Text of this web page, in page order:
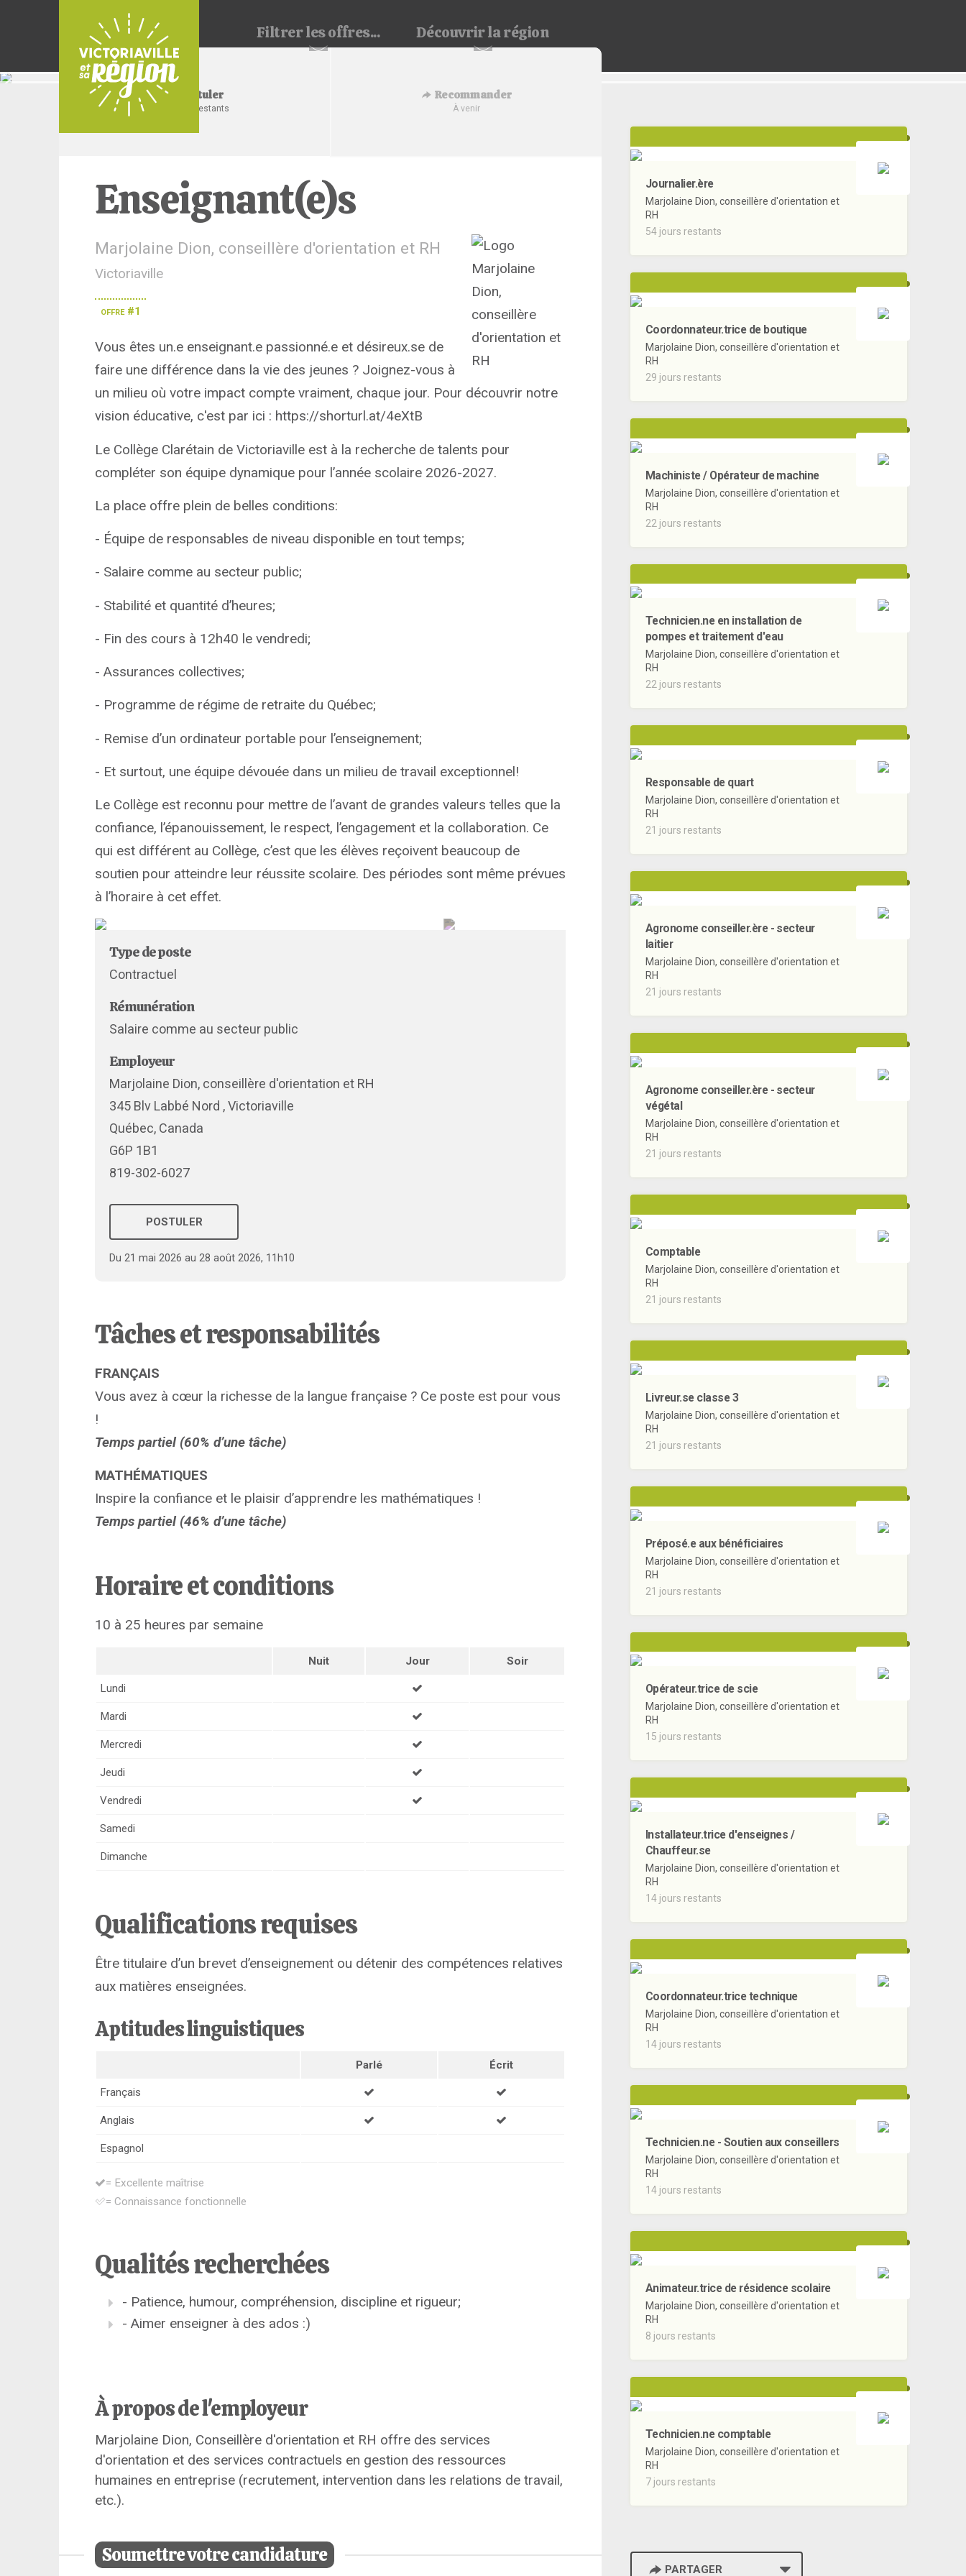
Filtrerles offres... Découvrirla région
Postuler
21 jours restants
Recommander
À venir
Enseignant(e)s
Marjolaine Dion, conseillère d'orientation et RH
Victoriaville
offre #1
Vous êtes un.e enseignant.e passionné.e et désireux.se de
faire une différence dans la vie des jeunes ? Joignez-vous à
un milieu où votre impact compte vraiment, chaque jour. Pour découvrir notre
vision éducative, c'est par ici : https://shorturl.at/4eXtB
Le Collège Clarétain de Victoriaville est à la recherche de talents pour
compléter son équipe dynamique pour l’année scolaire 2026-2027.
La place offre plein de belles conditions:
- Équipe de responsables de niveau disponible en tout temps;
- Salaire comme au secteur public;
- Stabilité et quantité d’heures;
- Fin des cours à 12h40 le vendredi;
- Assurances collectives;
- Programme de régime de retraite du Québec;
- Remise d’un ordinateur portable pour l’enseignement;
- Et surtout, une équipe dévouée dans un milieu de travail exceptionnel!
Le Collège est reconnu pour mettre de l’avant de grandes valeurs telles que la
confiance, l’épanouissement, le respect, l’engagement et la collaboration. Ce
qui est différent au Collège, c’est que les élèves reçoivent beaucoup de
soutien pour atteindre leur réussite scolaire. Des périodes sont même prévues
à l’horaire à cet effet.
Type de poste
Contractuel
Rémunération
Salaire comme au secteur public
Employeur
Marjolaine Dion, conseillère d'orientation et RH
345 Blv Labbé Nord , Victoriaville
Québec, Canada
G6P 1B1
819-302-6027
POSTULER
Du 21 mai 2026 au 28 août 2026, 11h10
Tâches et responsabilités
FRANÇAIS
Vous avez à cœur la richesse de la langue française ? Ce poste est pour vous
!
Temps partiel (60% d’une tâche)
MATHÉMATIQUES
Inspire la confiance et le plaisir d’apprendre les mathématiques !
Temps partiel (46% d’une tâche)
Horaire et conditions
10 à 25 heures par semaine
Nuit Jour Soir
Lundi
Mardi
Mercredi
Jeudi
Vendredi
Samedi
Dimanche
Qualifications requises
Être titulaire d’un brevet d’enseignement ou détenir des compétences relatives
aux matières enseignées.
Aptitudes linguistiques
Parlé Écrit
Français
Anglais
Espagnol
= Excellente maîtrise
= Connaissance fonctionnelle
Qualités recherchées
- Patience, humour, compréhension, discipline et rigueur;
- Aimer enseigner à des ados :)
À propos de l'employeur
Marjolaine Dion, Conseillère d'orientation et RH offre des services
d'orientation et des services contractuels en gestion des ressources
humaines en entreprise (recrutement, intervention dans les relations de travail,
etc.).
Soumettre votre candidature
Journalier.ère
Marjolaine Dion, conseillère d'orientation et
RH
54 jours restants
Coordonnateur.trice de boutique
Marjolaine Dion, conseillère d'orientation et
RH
29 jours restants
Machiniste / Opérateur de machine
Marjolaine Dion, conseillère d'orientation et
RH
22 jours restants
Technicien.ne en installation de
pompes et traitement d'eau
Marjolaine Dion, conseillère d'orientation et
RH
22 jours restants
Responsable de quart
Marjolaine Dion, conseillère d'orientation et
RH
21 jours restants
Agronome conseiller.ère - secteur
laitier
Marjolaine Dion, conseillère d'orientation et
RH
21 jours restants
Agronome conseiller.ère - secteur
végétal
Marjolaine Dion, conseillère d'orientation et
RH
21 jours restants
Comptable
Marjolaine Dion, conseillère d'orientation et
RH
21 jours restants
Livreur.se classe 3
Marjolaine Dion, conseillère d'orientation et
RH
21 jours restants
Préposé.e aux bénéficiaires
Marjolaine Dion, conseillère d'orientation et
RH
21 jours restants
Opérateur.trice de scie
Marjolaine Dion, conseillère d'orientation et
RH
15 jours restants
Installateur.trice d'enseignes /
Chauffeur.se
Marjolaine Dion, conseillère d'orientation et
RH
14 jours restants
Coordonnateur.trice technique
Marjolaine Dion, conseillère d'orientation et
RH
14 jours restants
Technicien.ne - Soutien aux conseillers
Marjolaine Dion, conseillère d'orientation et
RH
14 jours restants
Animateur.trice de résidence scolaire
Marjolaine Dion, conseillère d'orientation et
RH
8 jours restants
Technicien.ne comptable
Marjolaine Dion, conseillère d'orientation et
RH
7 jours restants
PARTAGER